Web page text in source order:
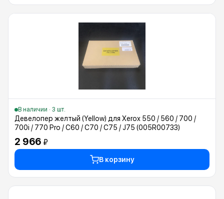
В наличии · 3 шт.
Девелопер желтый (Yellow) для Xerox 550 / 560 / 700 /
700i / 770 Pro / C60 / C70 / C75 / J75 (005R00733)
2 966 ₽
В корзину